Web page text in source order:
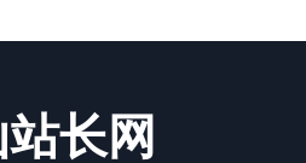
长网